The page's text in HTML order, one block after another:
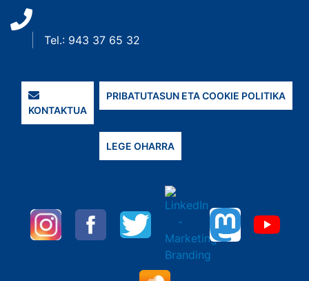
Tel.: 943 37 65 32
KONTAKTUA
PRIBATUTASUN ETA COOKIE POLITIKA
LEGE OHARRA